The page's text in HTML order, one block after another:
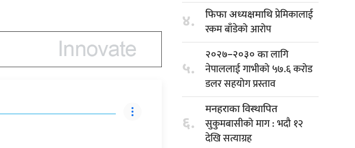
४. फिफा अध्यक्षमाथिप्रेमिकालाई
रकम बाँडेको आरोप
५.
२०२७–२०३० कालागि
नेपाललाई गाभीको ५७.६ करोड
डलर सहयोग प्रस्ताव
६.
मनहराका विस्थापित
सुकुमबासीको माग : भदौ १२
देखि सत्याग्रह